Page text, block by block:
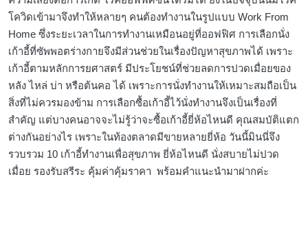
โควิดเข้ามาจึงทำให้หลายๆ คนต้องทำงานในรูปแบบ Work From
Home ซึ่งระยะเวลาในการทำงานเหมือนอยู่ที่ออฟฟิศ การเลือกนั่ง
เก้าอี้ที่ซัพพอตร่างกายจึงมีส่วนช่วยในเรื่องปัญหาสุขภาพได้ เพราะ
เก้าอี้ตามหลักการยศาสตร์ มีประโยชน์ที่ช่วยลดการปวดเมื่อยของ
หลัง ไหล่ บ่า หรือต้นคอ ได้ เพราะการนั่งทำงานให้เหมาะสมถือเป็น
สิ่งที่ไม่ควรมองข้าม การเลือกซื้อเก้าอี้ไว้นั่งทำงานจึงเป็นเรื่องที่
สำคัญ แต่บางคนอาจจะไม่รู้ว่าจะซื้อเก้าอี้ยี่ห้อไหนดี คุณสมบัติแตก
ต่างกันอย่างไร เพราะในท้องตลาดมีขายหลายยี่ห้อ วันนี้มินนี่จึง
รวบรวม 10 เก้าอี้ทำงานเพื่อสุขภาพ ยี่ห้อไหนดี นั่งสบายไม่ปวด
เมื่อย รองรับสรีระ คุ้มค่าคุ้มราคา พร้อมคำแนะนำมาฝากค่ะ